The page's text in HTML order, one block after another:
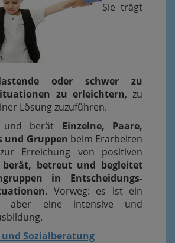
Sie trägt
oder schwer zu
zu erleichtern, zu
Lösung zuzuführen.
und berät Einzelne, Paare,
und Gruppen beim Erarbeiten
Erreichung von positiven
berät, betreut und begleitet
in Entscheidungs-
. Vorweg: es ist ein
aber eine intensive und
und Sozialberatung